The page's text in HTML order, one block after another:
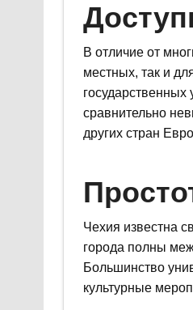
В отличие от
местных, так и
сравнительно
других стран
Чехия известна
города полны
Большинство
культурные